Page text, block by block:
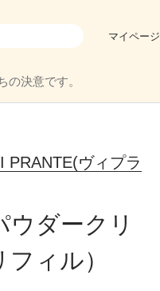
マイページ
決意です。
PRANTE(ヴィプラ
ウダークリ
ィル）